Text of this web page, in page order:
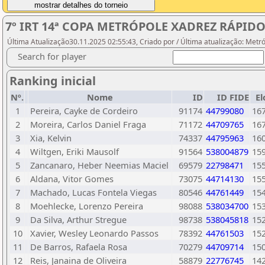
7º IRT 14ª COPA METRÓPOLE XADREZ
Última Atualização30.11.2025 02:55:43, Criado por / Última atualização:
Search for player
Ranking inicial
Nº. Nome ID ID FIDE
1
Pereira, Cayke de Cordeiro 91174 44799080
2
Moreira, Carlos Daniel Fraga 71172 44709765
3
Xia, Kelvin 74337 44795963
4
Wiltgen, Eriki Mausolf 91564 538004879
5
Zancanaro, Heber Neemias Maciel 69579 22798471
6
Aldana, Vitor Gomes 73075 44714130
7
Machado, Lucas Fontela Viegas 80546 44761449
8
Moehlecke, Lorenzo Pereira 98088 538034700
9
Da Silva, Arthur Stregue 98738 538045818
10
Xavier, Wesley Leonardo Passos 78392 44761503
11
De Barros, Rafaela Rosa 70279 44709714
12
Reis, Janaina de Oliveira 58879 22776745